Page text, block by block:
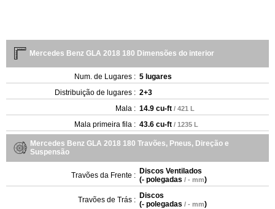
Mercedes Benz GLA 2018 180 Dimensões do interior
Num. de Lugares : 5 lugares
Distribuição de lugares : 2+3
Mala : 14.9 cu-ft / 421 L
Mala primeira fila : 43.6 cu-ft / 1235 L
Mercedes Benz GLA 2018 180 Travões, Pneus, Direção e
Suspensão
Travões da Frente : Discos Ventilados
(- polegadas / - mm)
Travões de Trás : Discos
(- polegadas / - mm)